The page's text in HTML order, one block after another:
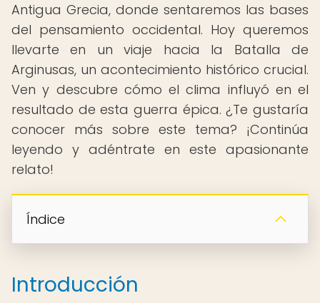
Antigua Grecia, donde sentaremos las bases
del pensamiento occidental. Hoy queremos
llevarte en un viaje hacia la Batalla de
Arginusas, un acontecimiento histórico crucial.
Ven y descubre cómo el clima influyó en el
resultado de esta guerra épica. ¿Te gustaría
conocer más sobre este tema? ¡Continúa
leyendo y adéntrate en este apasionante
relato!
Índice
Introducción